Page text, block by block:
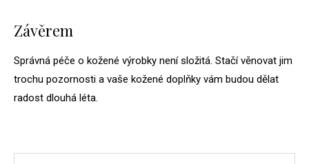
Závěrem
Správná péče o kožené výrobky není složitá. Stačí věnovat jim
trochu pozornosti a vaše kožené doplňky vám budou dělat
radost dlouhá léta.